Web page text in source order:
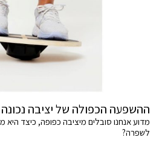
ההשפעה הכפולה של יציבה
מדוע אנחנו סובלים מיציבה כפופה, כיצד היא
לשפרה?